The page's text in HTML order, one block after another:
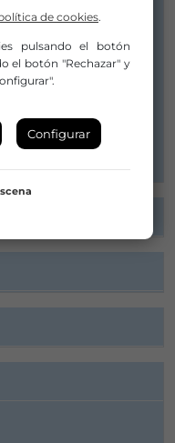
de cookies.
pulsando el botón
el botón "Rechazar" y
Configurar